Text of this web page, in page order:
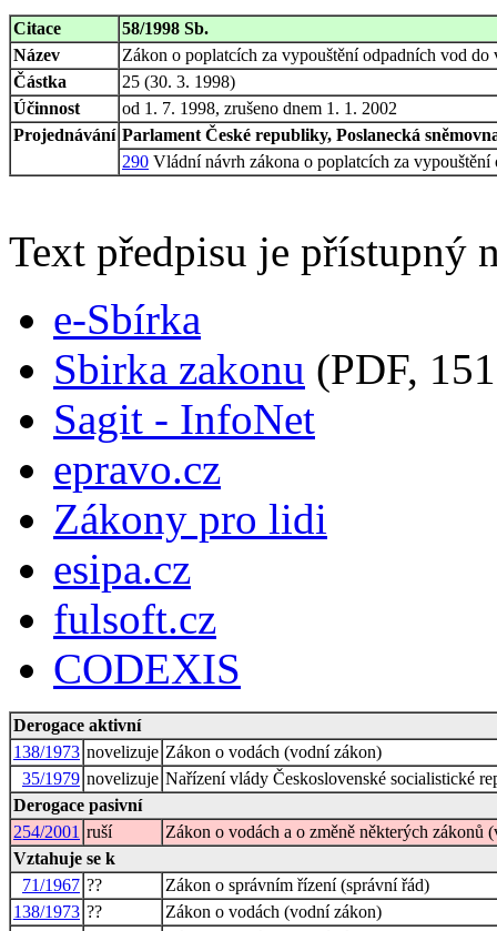
Citace
58/1998 Sb.
Název
Zákon o poplatcích za vypouštění odpadních vod
Částka
25 (30. 3. 1998)
Účinnost
od 1. 7. 1998, zrušeno dnem 1. 1. 2002
Projednávání Parlament České republiky, Poslanecká
290 Vládní návrh zákona o poplatcích za vypouštění
Text předpisu je přístupný
e-Sbírka
Sbirka zakonu (PDF,
Sagit - InfoNet
epravo.cz
Zákony pro lidi
esipa.cz
fulsoft.cz
CODEXIS
Derogace aktivní
138/1973 novelizuje Zákon o vodách (vodní zákon)
35/1979 novelizuje Nařízení vlády Československé socialistické
Derogace pasivní
254/2001 ruší
Zákon o vodách a o změně některých zákonů
Vztahuje se k
71/1967 ??
Zákon o správním řízení (správní řád)
138/1973 ??
Zákon o vodách (vodní zákon)